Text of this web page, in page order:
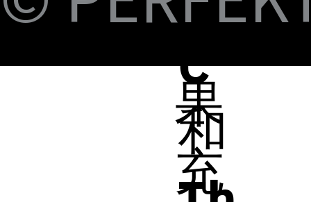
價格
NT$399.00
價格
NT$599.00
價格
NT$450.00
價格
NT$450.00
價格
NT$1,390.00
價格
NT$350.00
價格
NT$598.00
價格
NT$498.00
價格
NT$398.00
價格
NT$498.00
C
和
蘋
果
充